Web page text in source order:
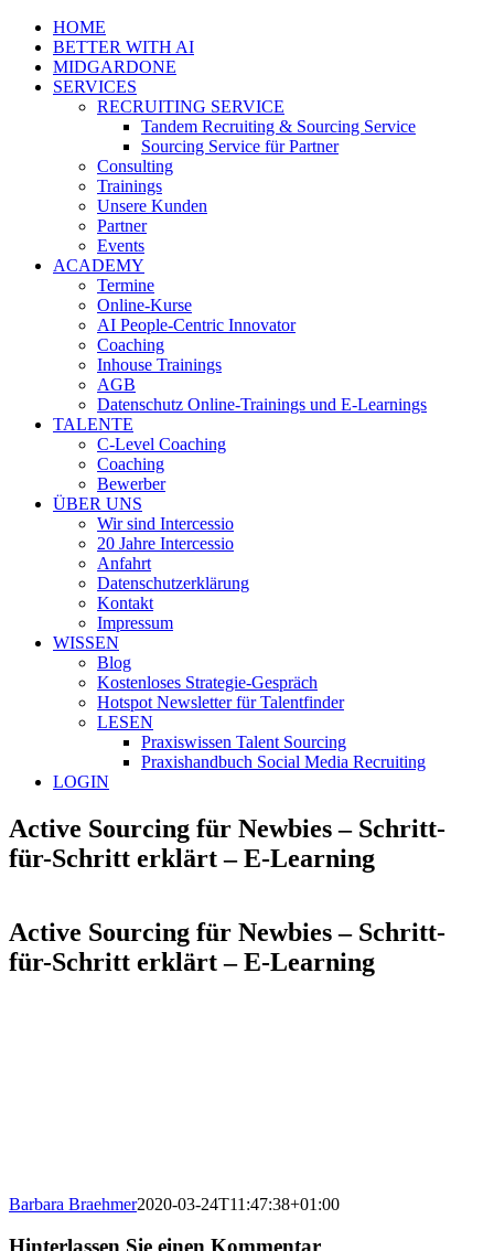
HOME
BETTER WITH AI
MIDGARDONE
SERVICES
RECRUITING SERVICE
Tandem Recruiting & Sourcing Service
Sourcing Service für Partner
Consulting
Trainings
Unsere Kunden
Partner
Events
ACADEMY
Termine
Online-Kurse
AI People-Centric Innovator
Coaching
Inhouse Trainings
AGB
Datenschutz Online-Trainings und E-Learnings
TALENTE
C-Level Coaching
Coaching
Bewerber
ÜBER UNS
Wir sind Intercessio
20 Jahre Intercessio
Anfahrt
Datenschutzerklärung
Kontakt
Impressum
WISSEN
Blog
Kostenloses Strategie-Gespräch
Hotspot Newsletter für Talentfinder
LESEN
Praxiswissen Talent Sourcing
Praxishandbuch Social Media Recruiting
LOGIN
Active Sourcing für Newbies – Schritt-
für-Schritt erklärt – E-Learning
Active Sourcing für Newbies – Schritt-
für-Schritt erklärt – E-Learning
Barbara Braehmer2020-03-24T11:47:38+01:00